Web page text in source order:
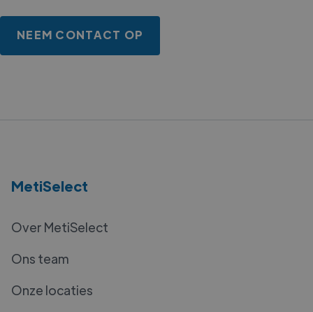
NEEM CONTACT OP
MetiSelect
Over MetiSelect
Ons team
Onze locaties